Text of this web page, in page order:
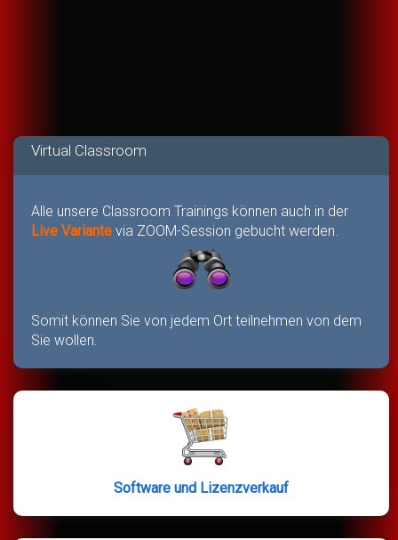
Virtual Classroom
Alle unsere Classroom Trainings können auch in der
Live Variante via ZOOM-Session gebucht werden.
Somit können Sie von jedem Ort teilnehmen von dem
Sie wollen.
Software und Lizenzverkauf